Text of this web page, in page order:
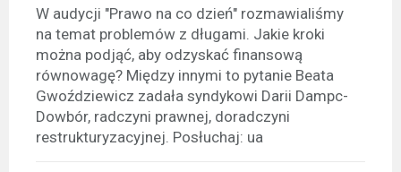
W audycji "Prawo na co dzień" rozmawialiśmy
na temat problemów z długami. Jakie kroki
można podjąć, aby odzyskać finansową
równowagę? Między innymi to pytanie Beata
Gwoździewicz zadała syndykowi Darii Dampc-
Dowbór, radczyni prawnej, doradczyni
restrukturyzacyjnej. Posłuchaj: ua